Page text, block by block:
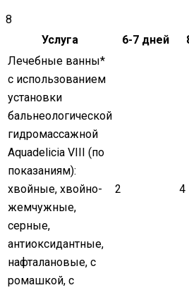
8
Услуга
6-7 дней
Лечебные ванны*
с использованием
установки
бальнеологической
гидромассажной
Aquadelicia VIII (по
показаниям):
хвойные, хвойно-
жемчужные,
серные,
антиоксидантные,
нафталановые, с
ромашкой, с
2 4